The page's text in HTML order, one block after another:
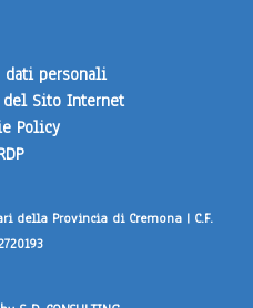
dati personali
del Sito Internet
Policy
della Provincia di Cremona | C.F.